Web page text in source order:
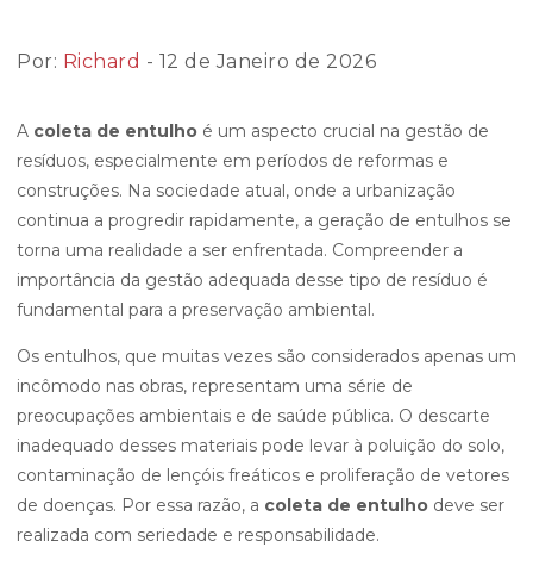
Por: Richard - 12 de Janeiro de 2026
A coleta de entulho é um aspecto crucial na gestão de
resíduos, especialmente em períodos de reformas e
construções. Na sociedade atual, onde a urbanização
continua a progredir rapidamente, a geração de entulhos se
torna uma realidade a ser enfrentada. Compreender a
importância da gestão adequada desse tipo de resíduo é
fundamental para a preservação ambiental.
Os entulhos, que muitas vezes são considerados apenas um
incômodo nas obras, representam uma série de
preocupações ambientais e de saúde pública. O descarte
inadequado desses materiais pode levar à poluição do solo,
contaminação de lençóis freáticos e proliferação de vetores
de doenças. Por essa razão, a coleta de entulho deve ser
realizada com seriedade e responsabilidade.